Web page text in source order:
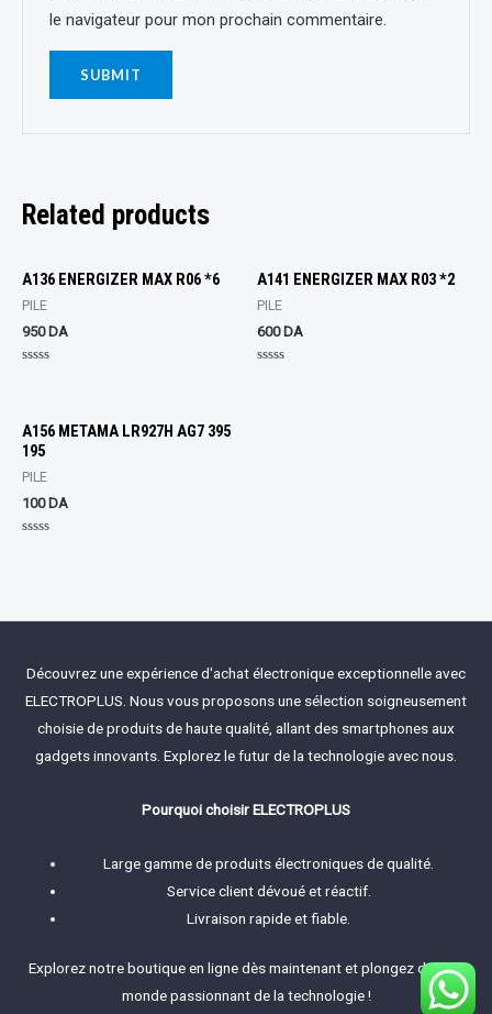
le navigateur pour mon prochain commentaire.
Related products
A136 ENERGIZER MAX R06 *6
PILE
950DA
5
A141 ENERGIZER MAX R03 *2
PILE
600DA
A156 METAMA LR927H AG7 395
195
PILE
100DA
Découvrez une expérience d'achat électronique exceptionnelle avec
ELECTROPLUS. Nous vous proposons une sélection soigneusement
choisie de produits de haute qualité, allant des smartphones aux
gadgets innovants. Explorez le futur de la technologie avec nous.
Pourquoi choisir ELECTROPLUS
Large gamme de produits électroniques de qualité.
Service client dévoué et réactif.
Livraison rapide et fiable.
Explorez notre boutique en ligne dès maintenant et plongez dans le
monde passionnant de la technologie !